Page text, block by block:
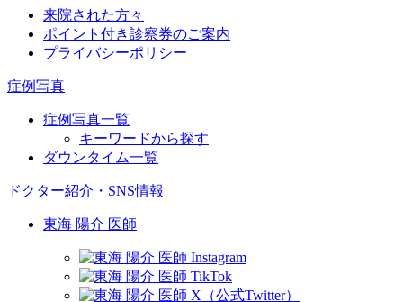
来院された方々
ポイント付き診察券のご案内
プライバシーポリシー
症例写真
症例写真一覧
キーワードから探す
ダウンタイム一覧
ドクター紹介・SNS情報
東海 陽介 医師